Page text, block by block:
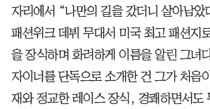
자리에서 “나만의 길을 갔더니 살아남
패션위크 데뷔 무대서 미국 최고 패션지
을 장식하며 화려하게 이름을 알린 그녀
자이너를 단독으로 소개한 건 그가 처음
재와 정교한 레이스 장식, 경쾌하면서도